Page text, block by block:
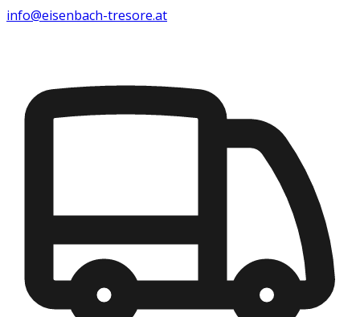
info@eisenbach-tresore.at